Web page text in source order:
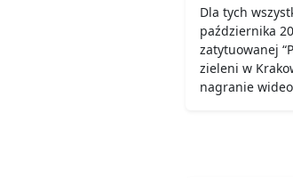
Dla tych
października
zatytuowanej
zieleni w
nagranie